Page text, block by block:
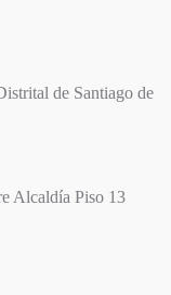
de Santiago de
Alcaldía Piso 13